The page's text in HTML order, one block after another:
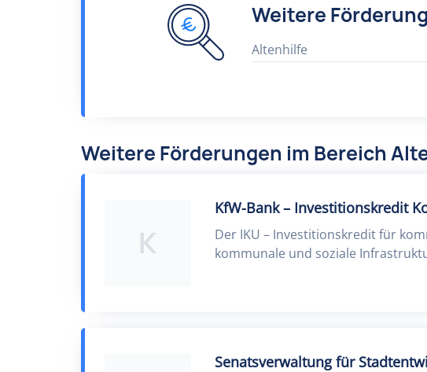
Weitere
Altenhilfe
Weitere Förderungen im Bereich
K
KfW-Bank – Investitionskredit
Der IKU – Investitionskredit für
kommunale und soziale
Senatsverwaltung für